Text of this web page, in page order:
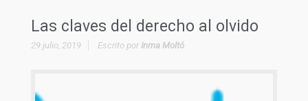
Las claves del derecho al olvido
29 julio, 2019 Escrito por Inma Moltó